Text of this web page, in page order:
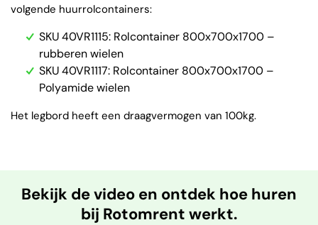
volgende huurrolcontainers:
SKU 40VR1115: Rolcontainer 800x700x1700 –
rubberen wielen
SKU 40VR1117: Rolcontainer 800x700x1700 –
Polyamide wielen
Het legbord heeft een draagvermogen van 100kg.
Bekijk de video en ontdek hoe huren
bij Rotomrent werkt.